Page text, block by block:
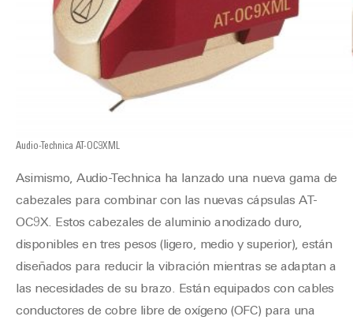
Audio-Technica AT-OC9XML
Asimismo, Audio-Technica ha lanzado una nueva gama de
cabezales para combinar con las nuevas cápsulas AT-
OC9X. Estos cabezales de aluminio anodizado duro,
disponibles en tres pesos (ligero, medio y superior), están
diseñados para reducir la vibración mientras se adaptan a
las necesidades de su brazo. Están equipados con cables
conductores de cobre libre de oxígeno (OFC) para una